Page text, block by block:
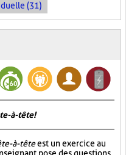
(31)
à-tête!
à-têteest un exercice au